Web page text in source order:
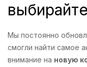
Мы постоянно
смогли найти самое
внимание на новую